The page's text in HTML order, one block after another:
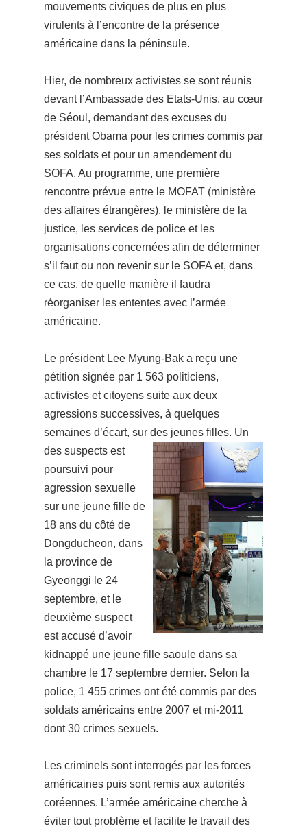
mouvements civiques de plus en plus
virulents à l’encontre de la présence
américaine dans la péninsule.
Hier, de nombreux activistes se sont réunis
devant l’Ambassade des Etats-Unis, au cœur
de Séoul, demandant des excuses du
président Obama pour les crimes commis par
ses soldats et pour un amendement du
SOFA. Au programme, une première
rencontre prévue entre le MOFAT (ministère
des affaires étrangères), le ministère de la
justice, les services de police et les
organisations concernées afin de déterminer
s’il faut ou non revenir sur le SOFA et, dans
ce cas, de quelle manière il faudra
réorganiser les ententes avec l’armée
américaine.
Le président Lee Myung-Bak a reçu une
pétition signée par 1 563 politiciens,
activistes et citoyens suite aux deux
agressions successives, à quelques
semaines d’écart, sur des jeunes filles. Un
des suspects est
poursuivi pour
agression sexuelle
sur une jeune fille de
18 ans du côté de
Dongducheon, dans
la province de
Gyeonggi le 24
septembre, et le
deuxième suspect
est accusé d’avoir
kidnappé une jeune fille saoule dans sa
chambre le 17 septembre dernier. Selon la
police, 1 455 crimes ont été commis par des
soldats américains entre 2007 et mi-2011
dont 30 crimes sexuels.
Les criminels sont interrogés par les forces
américaines puis sont remis aux autorités
coréennes. L’armée américaine cherche à
éviter tout problème et facilite le travail des